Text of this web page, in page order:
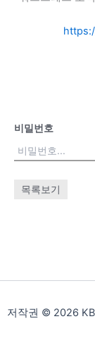
비밀번호
목록보기
저작권 © 2026